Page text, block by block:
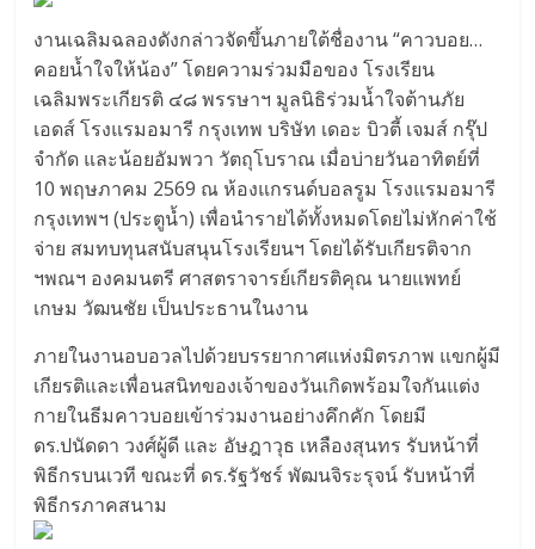
งานเฉลิมฉลองดังกล่าวจัดขึ้นภายใต้ชื่องาน “คาวบอย…
คอยน้ำใจให้น้อง” โดยความร่วมมือของ โรงเรียน
เฉลิมพระเกียรติ ๔๘ พรรษาฯ มูลนิธิร่วมน้ำใจต้านภัย
เอดส์ โรงแรมอมารี กรุงเทพ บริษัท เดอะ บิวตี้ เจมส์ กรุ๊ป
จำกัด และน้อยอัมพวา วัตถุโบราณ เมื่อบ่ายวันอาทิตย์ที่
10 พฤษภาคม 2569 ณ ห้องแกรนด์บอลรูม โรงแรมอมารี
กรุงเทพฯ (ประตูน้ำ) เพื่อนำรายได้ทั้งหมดโดยไม่หักค่าใช้
จ่าย สมทบทุนสนับสนุนโรงเรียนฯ โดยได้รับเกียรติจาก
ฯพณฯ องคมนตรี ศาสตราจารย์เกียรติคุณ นายแพทย์
เกษม วัฒนชัย เป็นประธานในงาน
ภายในงานอบอวลไปด้วยบรรยากาศแห่งมิตรภาพ แขกผู้มี
เกียรติและเพื่อนสนิทของเจ้าของวันเกิดพร้อมใจกันแต่ง
กายในธีมคาวบอยเข้าร่วมงานอย่างคึกคัก โดยมี
ดร.ปนัดดา วงศ์ผู้ดี และ อัษฎาวุธ เหลืองสุนทร รับหน้าที่
พิธีกรบนเวที ขณะที่ ดร.รัฐวัชร์ พัฒนจิระรุจน์ รับหน้าที่
พิธีกรภาคสนาม